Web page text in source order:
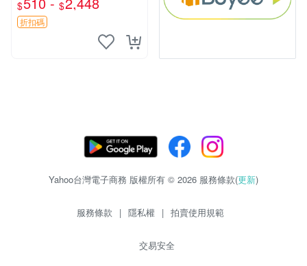
$ $
折扣碼
Yahoo台灣電子商務 版權所有 © 2026 服務條款(更新)
服務條款 | 隱私權 | 拍賣使用規範
交易安全